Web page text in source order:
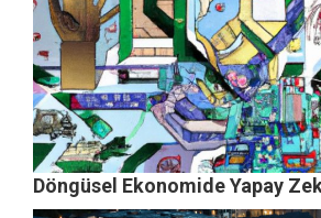
Döngüsel Ekonomide Yapay